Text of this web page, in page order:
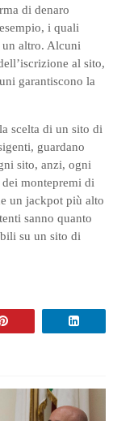
di denaro
i quali
un altro. Alcuni
al sito,
garantiscono la
scelta di un sito di
guardano
sito, anzi, ogni
montepremi di
un jackpot più alto
sanno quanto
su un sito di